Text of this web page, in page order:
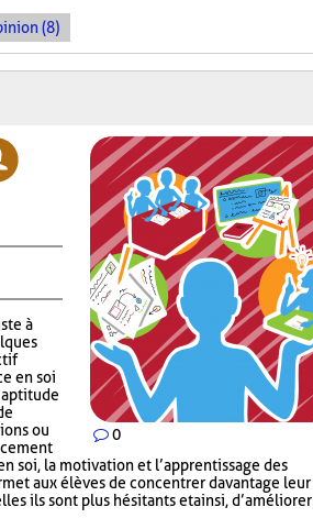
(8)
0
à
en soi
aptitude
ou
soi, la motivation et l’apprentissage des
aux élèves de concentrer davantage leur
ils sont plus hésitants et ainsi, d’améliorer